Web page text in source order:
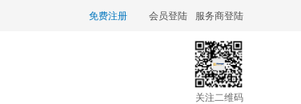
免费注册 会员登陆 服务商登陆
关注二维码